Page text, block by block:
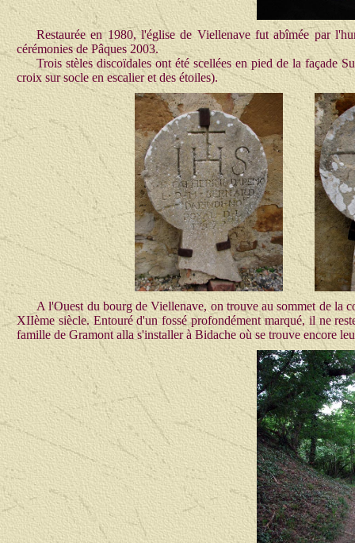
Restaurée en 1980, l'église de Viellenave fut abîmée par
cérémonies de Pâques 2003.
Trois stèles discoïdales ont été scellées en pied de la façade
croix sur socle en escalier et des étoiles).
A l'Ouest du bourg de Viellenave, on trouve au sommet de la
XIIème siècle. Entouré d'un fossé profondément marqué, il ne
famille de Gramont alla s'installer à Bidache où se trouve encore